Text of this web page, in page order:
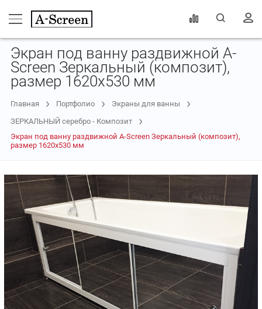
Экран под ванну раздвижной A-
Screen Зеркальный (композит),
размер 1620х530 мм
Главная Портфолио
Экраны для ванны
ЗЕРКАЛЬНЫЙ серебро - Композит
Экран под ванну раздвижной A-Screen Зеркальный (композит),
размер 1620х530 мм